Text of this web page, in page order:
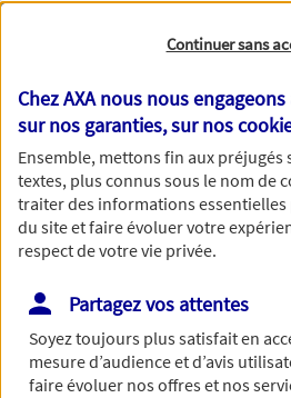
Toutes nos excuses, une erreur
de traiter votre demande.
formulaire dans
Continuer sans
Chez AXA nous nous
sur nos garanties, sur nos
Ensemble, mettons fin aux préjugés
textes, plus connus sous le nom de
traiter des informations
du site et faire évoluer votre
respect de votre vie privée.
Partagez vos attentes
Soyez toujours plus satisfait en
mesure d’audience et d’avis
faire évoluer nos offres et nos